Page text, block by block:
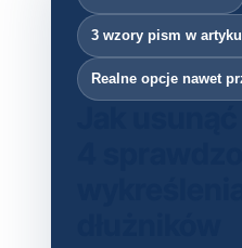
3 wzory pism w
Realne opcje nawet